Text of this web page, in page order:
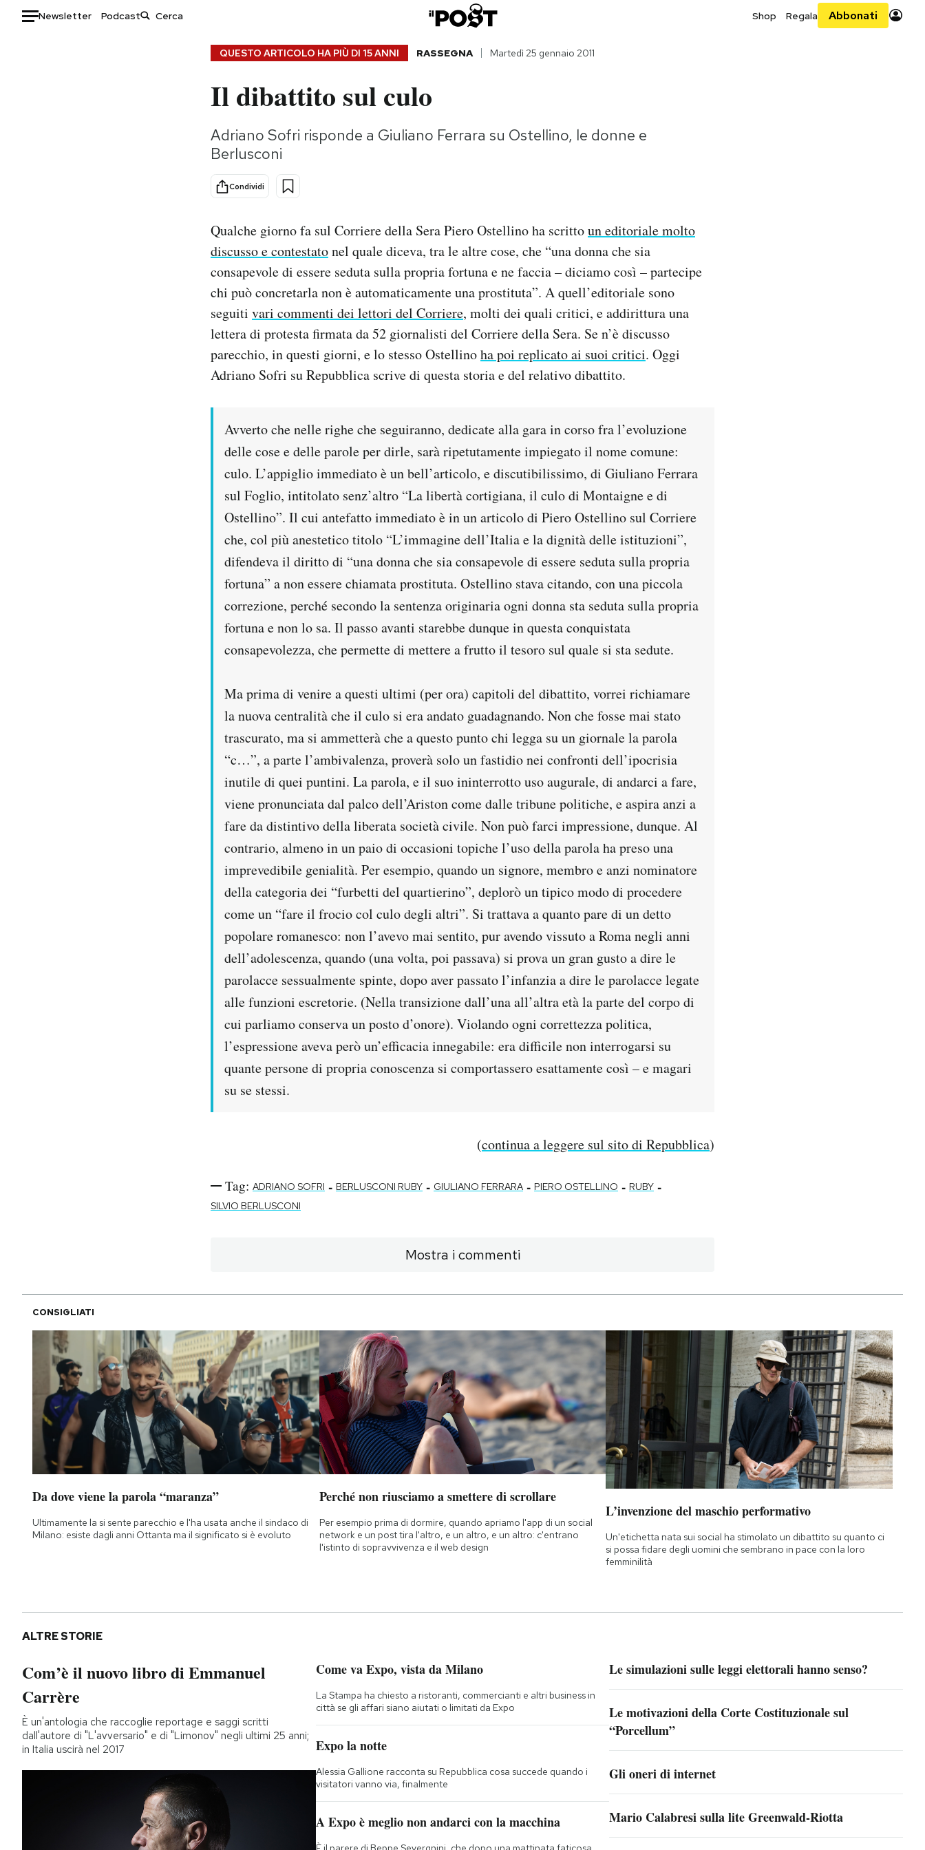
Newsletter Podcast Shop Regala Abbonati
Consumismi
Storie/Idee
Ok Boomer!
Altrecose
Mondiali calcio 2026
QUESTO ARTICOLO HA PIÙ DI 15 ANNI RASSEGNA Martedì 25 gennaio 2011
Il dibattito sul culo
Adriano Sofri risponde a Giuliano Ferrara su Ostellino, le donne e
Berlusconi
Condividi
Qualche giorno fa sul Corriere della Sera Piero Ostellino ha scrittoun editoriale molto
discusso e contestatonel quale diceva, tra le altre cose, che “una donna che sia
consapevole di essere seduta sulla propria fortuna e ne faccia – diciamo così – partecipe
chi può concretarla non è automaticamente una prostituta”. A quell’editoriale sono
seguiti vari commenti dei lettori del Corriere, molti dei quali critici, e addirittura una
lettera di protesta firmata da 52 giornalisti del Corriere della Sera. Se n’è discusso
parecchio, in questi giorni, e lo stesso Ostellinoha poi replicato ai suoi critici. Oggi
Adriano Sofri su Repubblica scrive di questa storia e del relativo dibattito.
Avverto che nelle righe che seguiranno, dedicate alla gara in corso fra l’evoluzione
delle cose e delle parole per dirle, sarà ripetutamente impiegato il nome comune:
culo. L’appiglio immediato è un bell’articolo, e discutibilissimo, di Giuliano Ferrara
sul Foglio, intitolato senz’altro “La libertà cortigiana, il culo di Montaigne e di
Ostellino”. Il cui antefatto immediato è in un articolo di Piero Ostellino sul Corriere
che, col più anestetico titolo “L’immagine dell’Italia e la dignità delle istituzioni”,
difendeva il diritto di “una donna che sia consapevole di essere seduta sulla propria
fortuna” a non essere chiamata prostituta. Ostellino stava citando, con una piccola
correzione, perché secondo la sentenza originaria ogni donna sta seduta sulla propria
fortuna e non lo sa. Il passo avanti starebbe dunque in questa conquistata
consapevolezza, che permette di mettere a frutto il tesoro sul quale si sta sedute.
Ma prima di venire a questi ultimi (per ora) capitoli del dibattito, vorrei richiamare
la nuova centralità che il culo si era andato guadagnando. Non che fosse mai stato
trascurato, ma si ammetterà che a questo punto chi legga su un giornale la parola
“c…”, a parte l’ambivalenza, proverà solo un fastidio nei confronti dell’ipocrisia
inutile di quei puntini. La parola, e il suo ininterrotto uso augurale, di andarci a fare,
viene pronunciata dal palco dell’Ariston come dalle tribune politiche, e aspira anzi a
fare da distintivo della liberata società civile. Non può farci impressione, dunque. Al
contrario, almeno in un paio di occasioni topiche l’uso della parola ha preso una
imprevedibile genialità. Per esempio, quando un signore, membro e anzi nominatore
della categoria dei “furbetti del quartierino”, deplorò un tipico modo di procedere
come un “fare il frocio col culo degli altri”. Si trattava a quanto pare di un detto
popolare romanesco: non l’avevo mai sentito, pur avendo vissuto a Roma negli anni
dell’adolescenza, quando (una volta, poi passava) si prova un gran gusto a dire le
parolacce sessualmente spinte, dopo aver passato l’infanzia a dire le parolacce legate
alle funzioni escretorie. (Nella transizione dall’una all’altra età la parte del corpo di
cui parliamo conserva un posto d’onore). Violando ogni correttezza politica,
l’espressione aveva però un’efficacia innegabile: era difficile non interrogarsi su
quante persone di propria conoscenza si comportassero esattamente così – e magari
su se stessi.
(continua a leggere sul sito di Repubblica)
Tag: ADRIANO SOFRI - BERLUSCONI RUBY - GIULIANO FERRARA - PIERO OSTELLINO - RUBY -
SILVIO BERLUSCONI
Mostra i commenti
CONSIGLIATI
Da dove viene la parola “maranza”
Ultimamente la si sente parecchio e l'ha usata anche il sindaco di
Milano: esiste dagli anni Ottanta ma il significato si è evoluto
Perché non riusciamo a smettere di scrollare
Per esempio prima di dormire, quando apriamo l'app di un social
network e un post tira l'altro, e un altro, e un altro: c'entrano
l'istinto di sopravvivenza e il web design
L’invenzione del maschio performativo
Un'etichetta nata sui social ha stimolato un dibattito su quanto ci
si possa fidare degli uomini che sembrano in pace con la loro
femminilità
ALTRE STORIE
Com’è il nuovo libro di Emmanuel
Carrère
È un'antologia che raccoglie reportage e saggi scritti
dall'autore di "L'avversario" e di "Limonov" negli ultimi 25 anni;
in Italia uscirà nel 2017
Come va Expo, vista da Milano
La Stampa ha chiesto a ristoranti, commercianti e altri business in
città se gli affari siano aiutati o limitati da Expo
Expo la notte
Alessia Gallione racconta su Repubblica cosa succede quando i
visitatori vanno via, finalmente
A Expo è meglio non andarci con la macchina
Le simulazioni sulle leggi elettorali hanno senso?
Le motivazioni della Corte Costituzionale sul
“Porcellum”
Gli oneri di internet
Mario Calabresi sulla lite Greenwald-Riotta